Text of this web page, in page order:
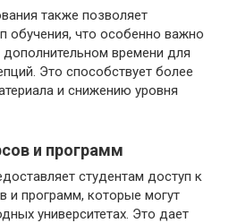
также позволяет
обучения, что особенно важно
дополнительном времени для
Это способствует более
и снижению уровня
и программ
студентам доступ к
и программ, которые могут
университетах. Это дает